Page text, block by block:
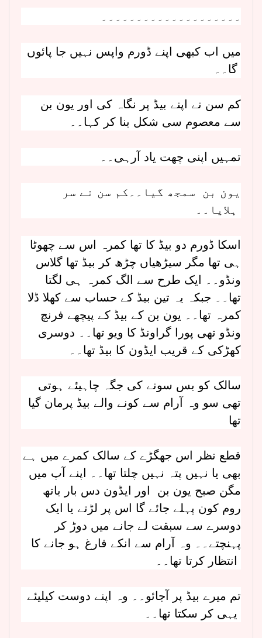
۔۔۔۔۔۔۔۔۔۔۔۔۔۔۔۔۔۔۔۔
میں اب کبھی اپنے ڈورم واپس نہیں جا پائوں
کم سن نے اپنے بیڈ پر نگاہ کی اور یون بن
سے معصوم سی شکل بنا کر کہا۔۔
تمہیں اپنی چھت یاد آرہی۔۔
یون بن سمجھ گیا۔۔کم سن نے سر
ہی تھا مگر سیڑھیاں چڑھ کر بیڈ تھا گلاس
ونڈو۔۔ ایک طرح سے الگ کمرہ ہی لگتا
تھا۔۔ جبکہ یہ تین بیڈ کے حساب سے کھلا ڈلا
کمرہ تھا۔۔ یون بن کے بیڈ کے پیچھے فرنچ
ونڈو تھی پورا گراونڈ کا ویو تھا۔۔ دوسری
کھڑکی کے قریب ایڈون کا بیڈ تھا۔۔
سالک کو بس سونے کی جگہ چاہیئے ہوتی
تھی سو وہ آرام سے کونے والے بیڈ پرمان گیا
تھا
قطع نظر اس جھگڑے کے سالک کمرے میں ہے
بھی یا نہیں پتہ نہیں چلتا تھا۔۔ اپنے آپ میں
مگن صبح یون بن اور ایڈون دس بار باتھ
روم کون پہلے جائے گا اس پر لڑتے یا ایک
دوسرے سے سبقت لے جانے میں دوڑ کر
پہنچتے۔۔ وہ آرام سے انکے فارغ ہو جانے کا
تم میرے بیڈ پر آجائو۔۔ وہ اپنے دوست کیلیئے